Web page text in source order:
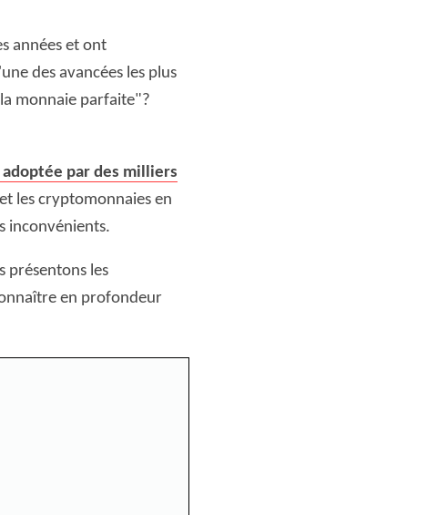
années et ont
des avancées les plus
monnaie parfaite"?
adoptée par des milliers
les cryptomonnaies en
inconvénients.
présentons les
en profondeur